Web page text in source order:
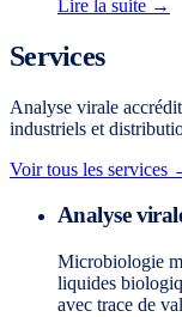
Lire la suite →
Services
Analyse virale
industriels et
Voir tous les services
Analyse
Microbiologie
liquides
avec trace de